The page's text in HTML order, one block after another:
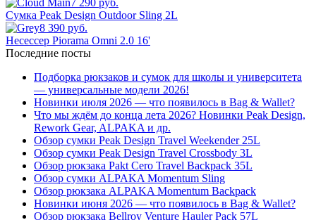
7 290 руб.
Сумка Peak Design Outdoor Sling 2L
8 390 руб.
Несессер Piorama Omni 2.0 16'
Последние посты
Подборка рюкзаков и сумок для школы и университета
— универсальные модели 2026!
Новинки июля 2026 — что появилось в Bag & Wallet?
Что мы ждём до конца лета 2026? Новинки Peak Design,
Rework Gear, ALPAKA и др.
Обзор сумки Peak Design Travel Weekender 25L
Обзор сумки Peak Design Travel Crossbody 3L
Обзор рюкзака Pakt Cero Travel Backpack 35L
Обзор сумки ALPAKA Momentum Sling
Обзор рюкзака ALPAKA Momentum Backpack
Новинки июня 2026 — что появилось в Bag & Wallet?
Обзор рюкзака Bellroy Venture Hauler Pack 57L